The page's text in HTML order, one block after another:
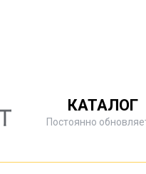
КАТАЛОГ
Постоянно